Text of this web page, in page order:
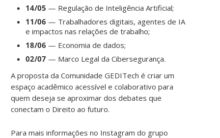
14/05 — Regulação de Inteligência Artificial;
11/06 — Trabalhadores digitais, agentes de IA
e impactos nas relações de trabalho;
18/06 — Economia de dados;
02/07 — Marco Legal da Cibersegurança.
A proposta da Comunidade GEDITech é criar um
espaço acadêmico acessível e colaborativo para
quem deseja se aproximar dos debates que
conectam o Direito ao futuro.
Para mais informações no Instagram do grupo